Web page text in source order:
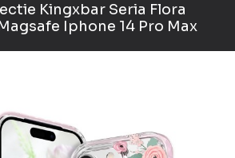
Kingxbar Seria Flora
Iphone 14 Pro Max